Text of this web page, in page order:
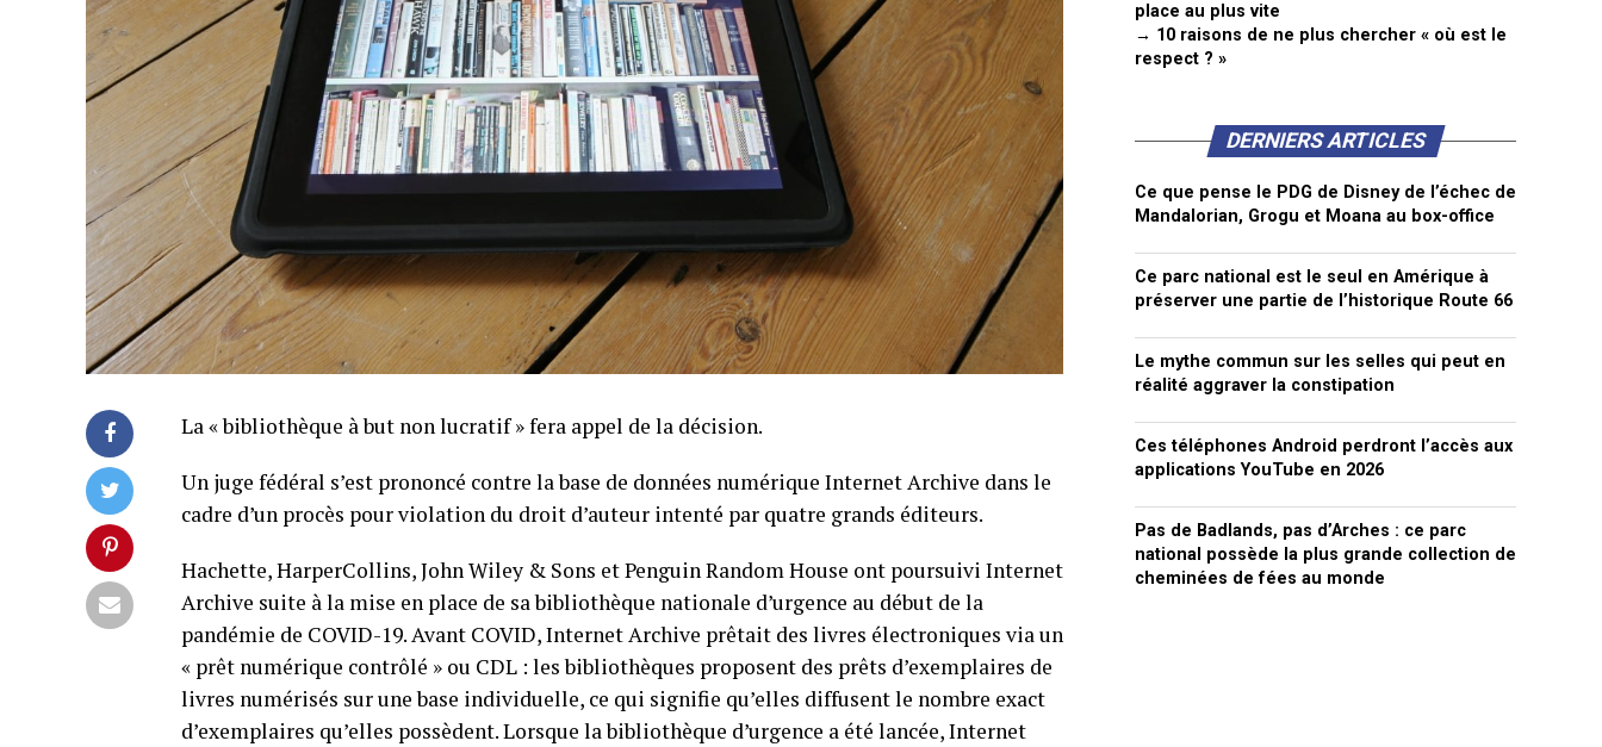
La « bibliothèque à but non lucratif » fera appel de la décision.
Un juge fédéral s’est prononcé contre la base de données numérique Internet Archive dans le
cadre d’un procès pour violation du droit d’auteur intenté par quatre grands éditeurs.
Hachette, HarperCollins, John Wiley & Sons et Penguin Random House ont poursuivi Internet
Archive suite à la mise en place de sa bibliothèque nationale d’urgence au début de la
pandémie de COVID-19. Avant COVID, Internet Archive prêtait des livres électroniques via un
« prêt numérique contrôlé » ou CDL : les bibliothèques proposent des prêts d’exemplaires de
livres numérisés sur une base individuelle, ce qui signifie qu’elles diffusent le nombre exact
d’exemplaires qu’elles possèdent. Lorsque la bibliothèque d’urgence a été lancée, Internet
place au plus vite
→ 10 raisons de ne plus chercher « où est le
respect ? »
DERNIERS ARTICLES
Ce que pense le PDG de Disney de l’échec de
Mandalorian, Grogu et Moana au box-office
Ce parc national est le seul en Amérique à
préserver une partie de l’historique Route 66
Le mythe commun sur les selles qui peut en
réalité aggraver la constipation
Ces téléphones Android perdront l’accès aux
applications YouTube en 2026
Pas de Badlands, pas d’Arches : ce parc
national possède la plus grande collection de
cheminées de fées au monde